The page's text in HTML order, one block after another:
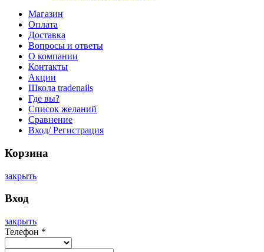
Магазин
Оплата
Доставка
Вопросы и ответы
О компании
Контакты
Акции
Школа tradenails
Где вы?
Список желаний
Сравнение
Вход/ Регистрация
Корзина
закрыть
Вход
закрыть
Телефон *